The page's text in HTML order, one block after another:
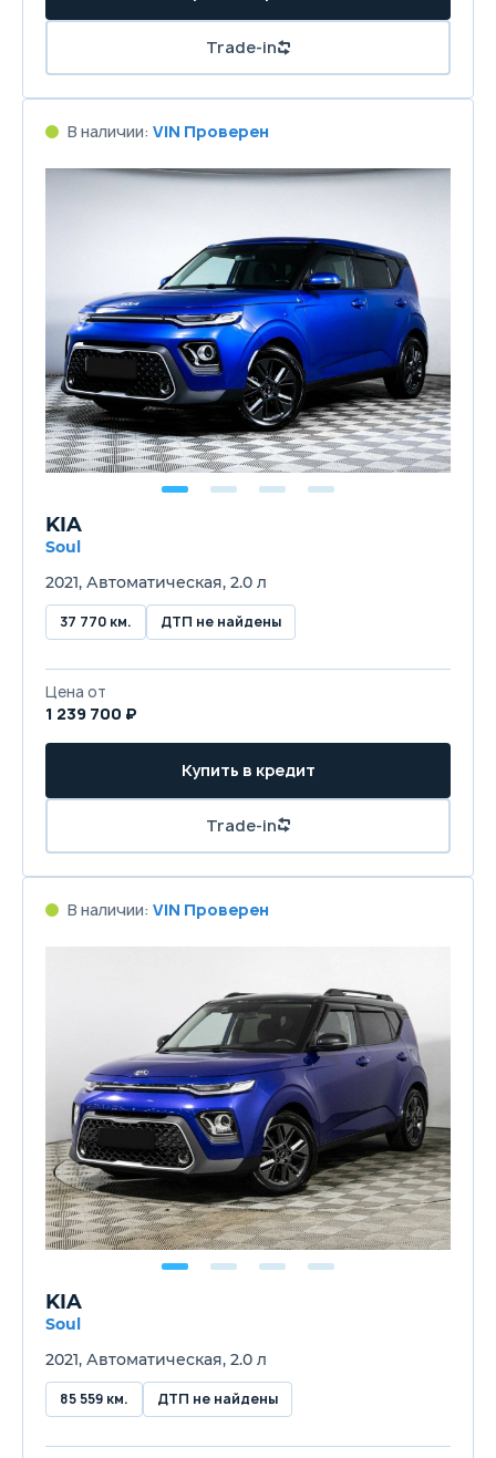
Trade-in
В наличии: VIN Проверен
KIA
Soul
2021, Автоматическая, 2.0 л
37 770 км. ДТП не найдены
Цена от
1 239 700 ₽
Купить в кредит
Trade-in
В наличии: VIN Проверен
KIA
Soul
2021, Автоматическая, 2.0 л
85 559 км. ДТП не найдены